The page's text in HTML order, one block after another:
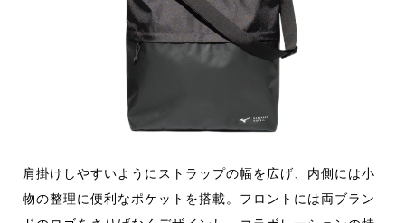
肩掛けしやすいようにストラップの幅を広げ、内側には小
物の整理に便利なポケットを搭載。フロントには両ブラン